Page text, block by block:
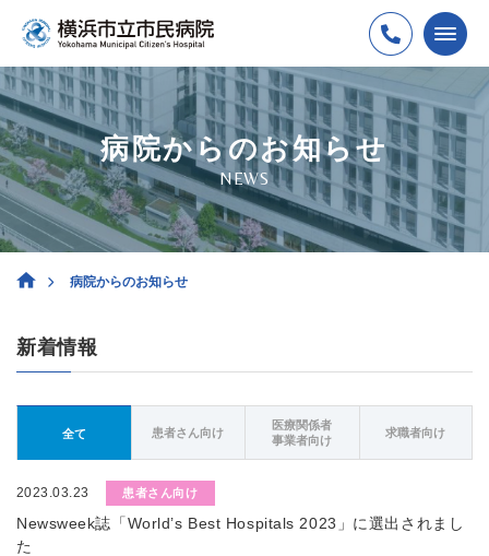
病院からのお知らせ
NEWS
病院からのお知らせ
新着情報
全て 患者さん向け
医療関係者
事業者向け
求職者向け
2023.03.23 患者さん向け
Newsweek誌「World’s Best Hospitals 2023」に選出されまし
た